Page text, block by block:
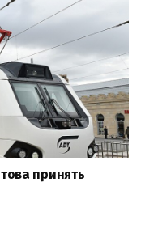
принять